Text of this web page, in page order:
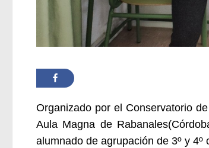
Organizado por el Conservatorio
Aula Magna de
alumnado de agrupación de 3º y